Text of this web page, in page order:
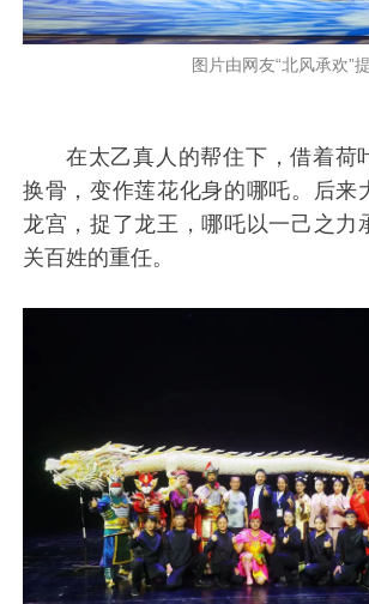
图片由网友“北风承欢”
在太乙真人的帮住下，借着荷
换骨，变作莲花化身的哪吒。后来
龙宫，捉了龙王，哪吒以一己之力
关百姓的重任。